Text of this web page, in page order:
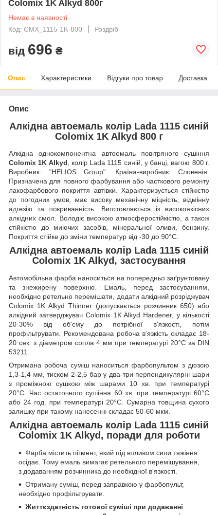
Colomix 1K Alkyd 800г
Немає в наявності
Код: CMX_1115-1K-800
Роздріб
від 696 ₴
Опис Характеристики Відгуки про товар Доставка
Опис
Алкідна автоемаль колір Lada 1115 синій
Colomix 1K Alkyd 800 г
Алкідна однокомпонентна автоемаль повітряного сушіння
Colomix 1K Alkyd, колір Lada 1115 синій, у банці, вагою 800 г.
Виробник: "HELIOS Group". Країна-виробник: Словенія.
Призначена для повного фарбування або часткового ремонту
лакофарбового покриття автівки. Характеризується стійкістю
до погодних умов, має високу механічну міцність, відмінну
адгезію та покриванність. Виготовляється із високоякісних
алкідних смол. Володіє високою атмосферостійкістю, а також
стійкістю до миючих засобів, мінеральної оливи, бензину.
Покриття стійке до зміни температур від -30 до 90°C.
Алкідна автоемаль колір Lada 1115 синій
Colomix 1K Alkyd, застосування
Автомобільна фарба наноситься на попередньо заґрунтовану
та знежирену поверхню. Емаль, перед застосуванням,
необхідно ретельно перемішати, додати алкідний розріджувач
Colomix 1K Alkyd Thinner (допускається розчинник 650) або
алкідний затверджувач Colomix 1K Alkyd Hardener, у кількості
20-30% від об'єму до потрібної в'язкості, потім
профільтрувати. Рекомендована робоча в'язкість складає 18-
20 сек. з діаметром сопла 4 мм при температурі 20°C за DIN
53211.
Отримана робоча суміш наноситься фарбопультом з дюзою
1,3-1,4 мм, тиском 2-2,5 бар у два-три перпендикулярні шари
з проміжною сушкою між шарами 10 хв. при температурі
20°C. Час остаточного сушіння 60 хв. при температурі 60°C
або 24 год. при температурі 20°C. Сумарна товщина сухого
залишку при такому нанесенні складає 50-60 мкм.
Алкідна автоемаль колір Lada 1115 синій
Colomix 1K Alkyd, поради для роботи
Фарба містить пігмент, який під впливом сили тяжіння
осідає. Тому емаль вимагає ретельного перемішування,
з додаванням розчинника до необхідної в'язкості.
Отриману суміш, перед заправкою у фарбопульт,
необхідно профільтрувати.
Життєздатність готової суміші при додаванні